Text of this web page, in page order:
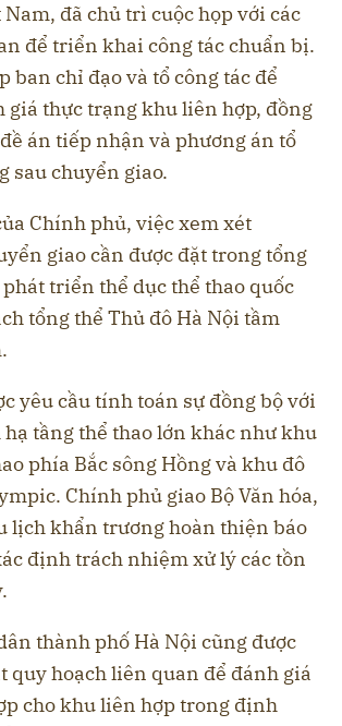
đã chủ trì cuộc họp với các
để triển khai công tác chuẩn bị.
ban chỉ đạo và tổ công tác để
giá thực trạng khu liên hợp, đồng
án tiếp nhận và phương án tổ
sau chuyển giao.
Chính phủ, việc xem xét
giao cần được đặt trong tổng
triển thể dục thể thao quốc
tổng thể Thủ đô Hà Nội tầm
yêu cầu tính toán sự đồng bộ với
tầng thể thao lớn khác như khu
phía Bắc sông Hồng và khu đô
Chính phủ giao Bộ Văn hóa,
lịch khẩn trương hoàn thiện báo
định trách nhiệm xử lý các tồn
thành phố Hà Nội cũng được
quy hoạch liên quan để đánh giá
cho khu liên hợp trong định